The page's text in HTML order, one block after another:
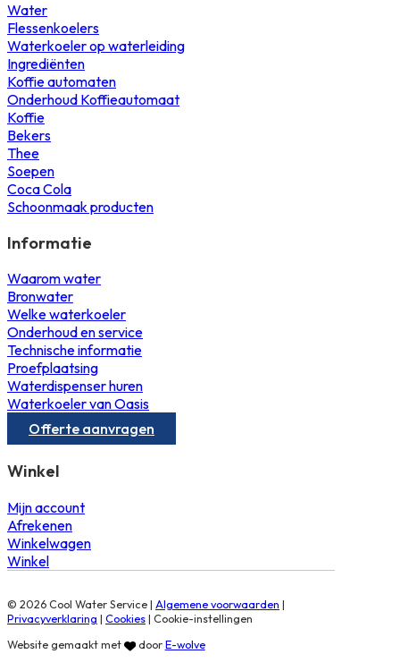
Water
Flessenkoelers
Waterkoeler op waterleiding
Ingrediënten
Koffie automaten
Onderhoud Koffieautomaat
Koffie
Bekers
Thee
Soepen
Coca Cola
Schoonmaak producten
Informatie
Waarom water
Bronwater
Welke waterkoeler
Onderhoud en service
Technische informatie
Proefplaatsing
Waterdispenser huren
Waterkoeler van Oasis
Offerte aanvragen
Winkel
Mijn account
Afrekenen
Winkelwagen
Winkel
© 2026 Cool Water Service | Algemene voorwaarden |
Privacyverklaring | Cookies| Cookie-instellingen
Website gemaakt met
doorE-wolve